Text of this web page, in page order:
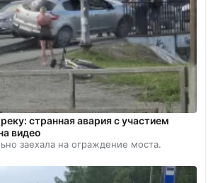
странная авария с участием
видео
заехала на ограждение моста.